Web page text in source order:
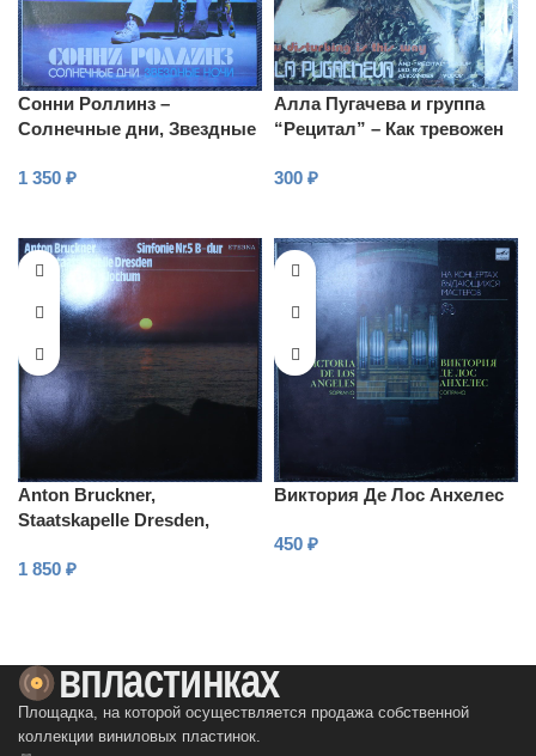
Сонни Роллинз –
Солнечные дни, Звездные
1 350 ₽
Алла Пугачева и группа
“Рецитал” – Как тревожен
300 ₽
Anton Bruckner,
Staatskapelle Dresden,
5 b-dur
1 850 ₽
Виктория Де Лос Анхелес
450 ₽
Площадка, на которой осуществляется продажа собственной
коллекции виниловых пластинок.